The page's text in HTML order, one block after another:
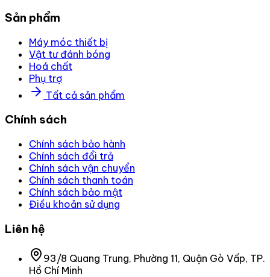
Sản phẩm
Máy móc thiết bị
Vật tư đánh bóng
Hoá chất
Phụ trợ
Tất cả sản phẩm
Chính sách
Chính sách bảo hành
Chính sách đổi trả
Chính sách vận chuyển
Chính sách thanh toán
Chính sách bảo mật
Điều khoản sử dụng
Liên hệ
93/8 Quang Trung, Phường 11, Quận Gò Vấp, TP.
Hồ Chí Minh